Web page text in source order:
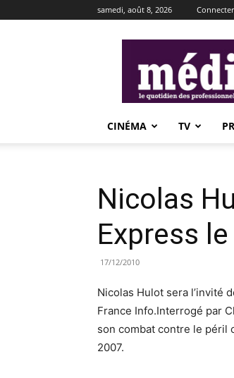
samedi, août 8, 2026
CINÉMA TV
Nicolas
Express
17/12/2010
Nicolas Hulot sera l’invité
France Info.Interrogé par
son combat contre le péril
2007.